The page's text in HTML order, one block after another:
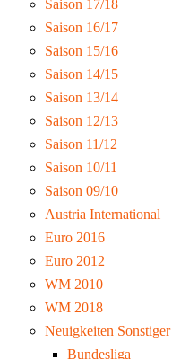
Saison 17/18
Saison 16/17
Saison 15/16
Saison 14/15
Saison 13/14
Saison 12/13
Saison 11/12
Saison 10/11
Saison 09/10
Austria International
Euro 2016
Euro 2012
WM 2010
WM 2018
Neuigkeiten
Bundesliga